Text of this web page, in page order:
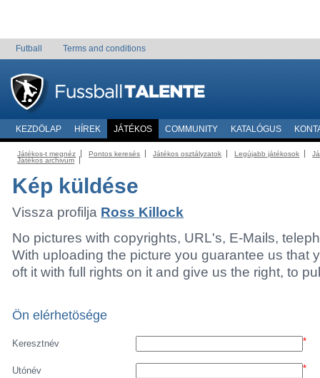
Futball Terms and conditions
KEZDÖLAP HÍREK JÁTÉKOS COMMUNITY KATALÓGUS
Játékos-t megnéz Pontos keresés Játékos osztályzatok Legújabb játékosok
Játékos archivum
Kép küldése
Vissza profilja Ross Killock
No pictures with copyrights, URL's, E-Mails,
With uploading the picture you guarantee us that
oft it with full rights on it and give us the right, to
Ön elérhetösége
Keresztnév *
Utónév *